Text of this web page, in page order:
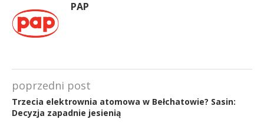
PAP
poprzedni post
Trzecia elektrownia atomowa w Bełchatowie? Sasin:
Decyzja zapadnie jesienią